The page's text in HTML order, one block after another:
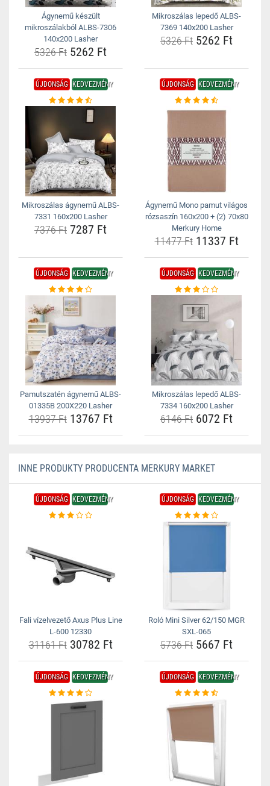
Ágynemű készült
mikroszálakból ALBS-7306
140x200 Lasher
5326 Ft 5262 Ft
Mikroszálas lepedő ALBS-
7369 140x200 Lasher
5326 Ft 5262 Ft
ÚJDONSÁG KEDVEZMÉNY
Mikroszálas ágynemű ALBS-
7331 160x200 Lasher
7376 Ft 7287 Ft
ÚJDONSÁG KEDVEZMÉNY
Ágynemű Mono pamut világos
rózsaszín 160x200 + (2) 70x80
Merkury Home
11477 Ft11337 Ft
ÚJDONSÁG KEDVEZMÉNY
Pamutszatén ágynemű ALBS-
01335B 200X220 Lasher
13937 Ft13767 Ft
ÚJDONSÁG KEDVEZMÉNY
Mikroszálas lepedő ALBS-
7334 160x200 Lasher
6146 Ft 6072 Ft
INNE PRODUKTY PRODUCENTA MERKURY MARKET
ÚJDONSÁG KEDVEZMÉNY
Fali vízelvezető Axus Plus Line
L-600 12330
31161 Ft30782 Ft
ÚJDONSÁG KEDVEZMÉNY
Roló Mini Silver 62/150 MGR
SXL-065
5736 Ft 5667 Ft
ÚJDONSÁG KEDVEZMÉNY ÚJDONSÁG KEDVEZMÉNY